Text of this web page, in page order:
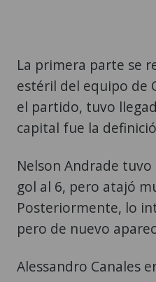
La primera parte se
estéril del equipo de
el partido, tuvo
capital fue la
Nelson Andrade
gol al 6, pero atajó
Posteriormente, lo
pero de nuevo
Alessandro Canales